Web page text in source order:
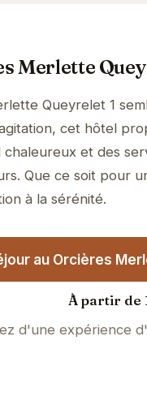
Merlette
Queyrelet 1
cet hôtel
et des
Que ce soit pour
à la sérénité.
au Orcières
À partir de
d'une expérience